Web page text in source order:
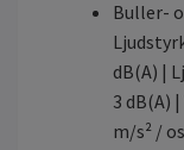
Buller-
dB(A) |
3 dB(A)
m/s² /